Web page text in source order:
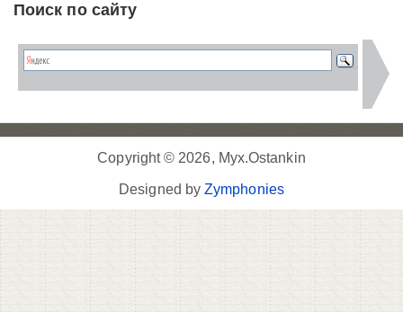
Поиск по сайту
Copyright © 2026, Myx.Ostankin
Designed byZymphonies